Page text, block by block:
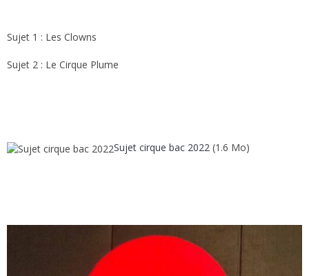
Sujet 1 : Les Clowns
Sujet 2 : Le Cirque Plume
Sujet cirque bac 2022 (1.6 Mo)